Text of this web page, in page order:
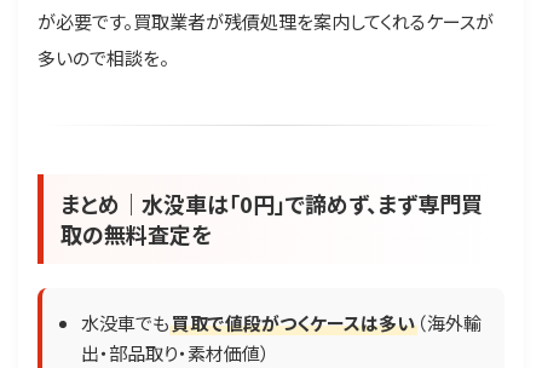
が必要です。買取業者が残債処理を案内してくれるケースが
多いので相談を。
まとめ｜水没車は「0円」で諦めず、まず専門買
取の無料査定を
水没車でも買取で値段がつくケースは多い （海外輸
出・部品取り・素材価値）